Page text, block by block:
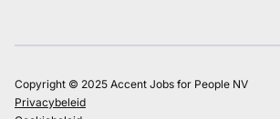
Copyright © 2025 Accent Jobs for People NV
Privacybeleid